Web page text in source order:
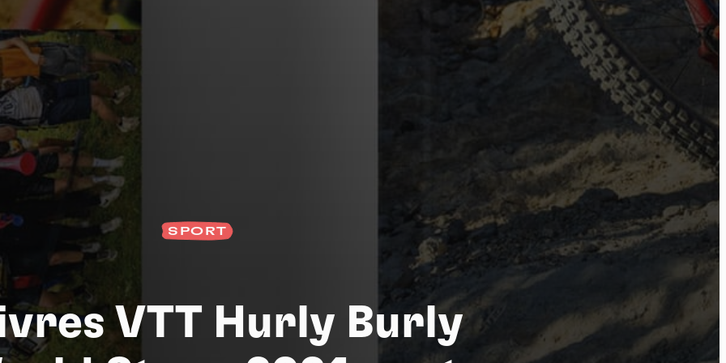
VTT Hurly Burly
SPORT